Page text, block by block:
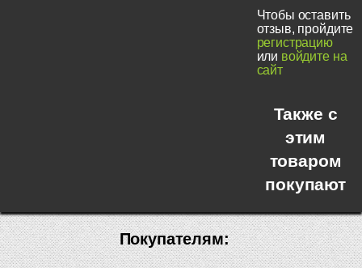
Чтобы оставить
отзыв, пройдите
регистрацию
или войдите на
сайт
Также с
этим
товаром
покупают
Покупателям: